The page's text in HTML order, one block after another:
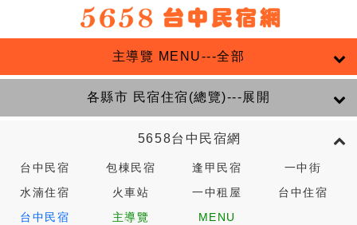
主導覽 MENU---全部
各縣市 民宿住宿(總覽)---展開
5658台中民宿網
台中民宿 包棟民宿 逢甲民宿 一中街
水湳住宿 火車站 一中租屋 台中住宿
台中民宿 主導覽 MENU